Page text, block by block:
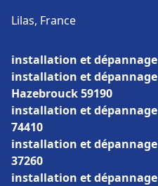
Lilas, France
installation et dépannage
installation et
Hazebrouck 59190
installation et
74410
installation et
37260
installation et